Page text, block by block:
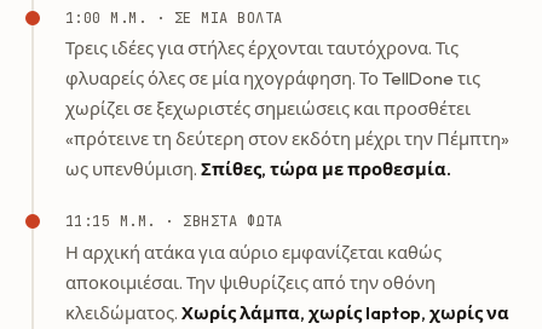
1:00 Μ.Μ. · ΣΕ ΜΙΑ ΒΌΛΤΑ
Τρεις ιδέες για στήλες έρχονται ταυτόχρονα. Τις
φλυαρείς όλες σε μία ηχογράφηση. Το TellDone τις
χωρίζει σε ξεχωριστές σημειώσεις και προσθέτει
«πρότεινε τη δεύτερη στον εκδότη μέχρι την Πέμπτη»
ως υπενθύμιση. Σπίθες, τώρα με προθεσμία.
11:15 Μ.Μ. · ΣΒΗΣΤΆ ΦΏΤΑ
Η αρχική ατάκα για αύριο εμφανίζεται καθώς
αποκοιμιέσαι. Την ψιθυρίζεις από την οθόνη
κλειδώματος. Χωρίς λάμπα, χωρίς laptop, χωρίς να